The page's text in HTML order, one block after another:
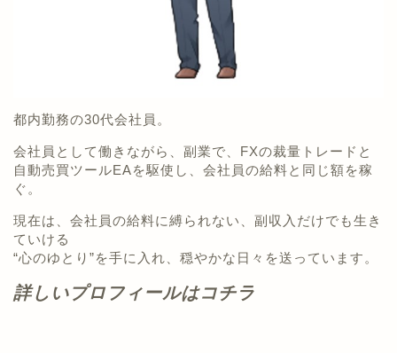
都内勤務の30代会社員。
会社員として働きながら、副業で、FXの裁量トレードと
自動売買ツールEAを駆使し、会社員の給料と同じ額を稼
ぐ。
現在は、会社員の給料に縛られない、副収入だけでも生き
ていける
“心のゆとり”を手に入れ、穏やかな日々を送っています。
詳しいプロフィールはコチラ